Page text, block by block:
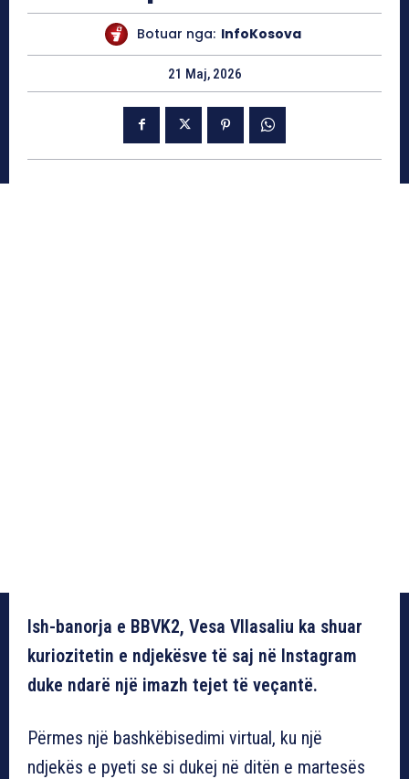
Botuar nga: InfoKosova
21 Maj, 2026
Ish-banorja e BBVK2, Vesa Vllasaliu ka shuar
kuriozitetin e ndjekësve të saj në Instagram
duke ndarë një imazh tejet të veçantë.
Përmes një bashkëbisedimi virtual, ku një
ndjekës e pyeti se si dukej në ditën e martesës